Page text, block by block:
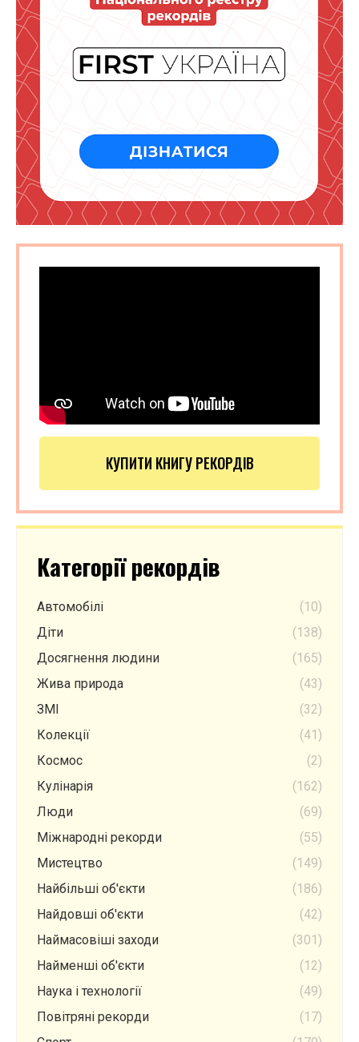
КУПИТИ КНИГУ РЕКОРДІВ
Категорії рекордів
Автомобілі
(10)
Діти
(138)
Досягнення людини
(165)
Жива природа
(43)
ЗМІ
(32)
Колекції
(41)
Космос
(2)
Кулінарія
(162)
Люди
(69)
Міжнародні рекорди
(55)
Мистецтво
(149)
Найбільші об'єкти
(186)
Найдовші об'єкти
(42)
Наймасовіші заходи
(301)
Найменші об'єкти
(12)
Наука і технології
(49)
Повітряні рекорди
(17)